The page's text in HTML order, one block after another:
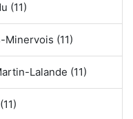
(11)
(11)
Lalande (11)